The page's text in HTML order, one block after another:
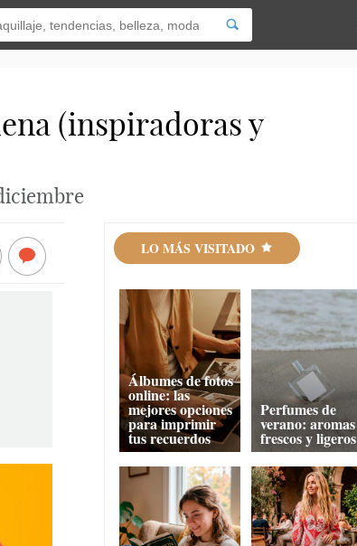
(inspiradoras y
LO MÁS VISITADO
Álbumes de fotos
online: las
mejores opciones
para imprimir
tus recuerdos
Perfumes de
verano: aromas
frescos y ligeros